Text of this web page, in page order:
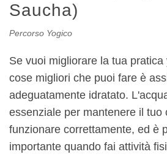
Saucha)
Percorso Yogico
Se vuoi migliorare la tua
cose migliori che puoi fare è
adeguatamente idratato.
essenziale per mantenere il tuo
funzionare correttamente, ed è
importante quando fai attività